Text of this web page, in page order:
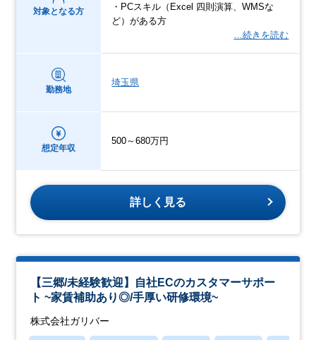
対象となる方
・PCスキル（Excel 四則演算、WMSな
ど）がある方
…続きを読む
勤務地
埼玉県
想定年収
500～680万円
詳しく見る
【三郷/未経験歓迎】自社ECのカスタマーサポー
ト ~家賃補助あり◎/手厚い研修環境~
株式会社ガリバー